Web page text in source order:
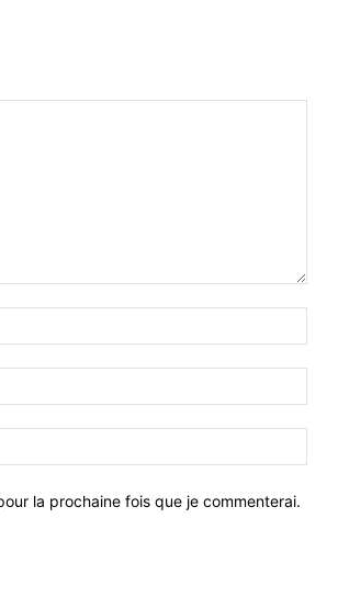
:*
:*
:
la prochaine fois que je commenterai.